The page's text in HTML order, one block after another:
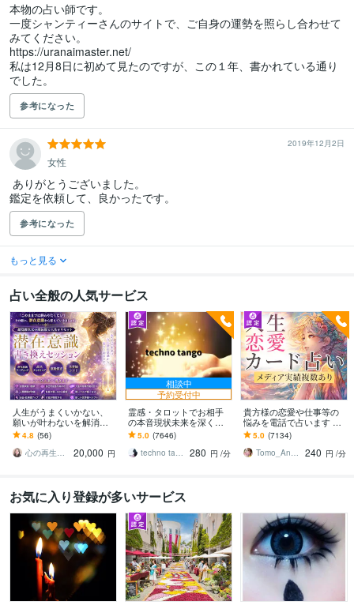
本物の占い師です。
一度シャンティーさんのサイトで、ご自身の運勢を照らし合わせて
みてください。
https://uranaimaster.net/
私は12月8日に初めて見たのですが、この１年、書かれている通り
でした。
参考になった
2019年12月2日
女性
鑑定を依頼して、良かったです。
参考になった
もっと見る
占い全般の人気サービス
人生がうまくいかない、
願いが叶わないを解消し
ます 現実を変えるために
努力したのに、自力では
もう無理と感じている
4.8 (56)
心の再生セラピスト YASUKO
20,000 円
相談中
予約受付中
霊感・タロットでお相手
の本音現状未来を深く視
ます 恋愛・仕事・家族・
人間関係の本質を見抜き
スピード解決へ
5.0 (7646)
techno tango
280 円 /分
貴方様の恋愛や仕事等の
悩みを電話で占います タ
ロットカード、オラクル
カード、ルノルマンカー
ドを使用します
5.0 (7134)
Tomo_Angel7
240 円 /分
お気に入り登録が多いサービス